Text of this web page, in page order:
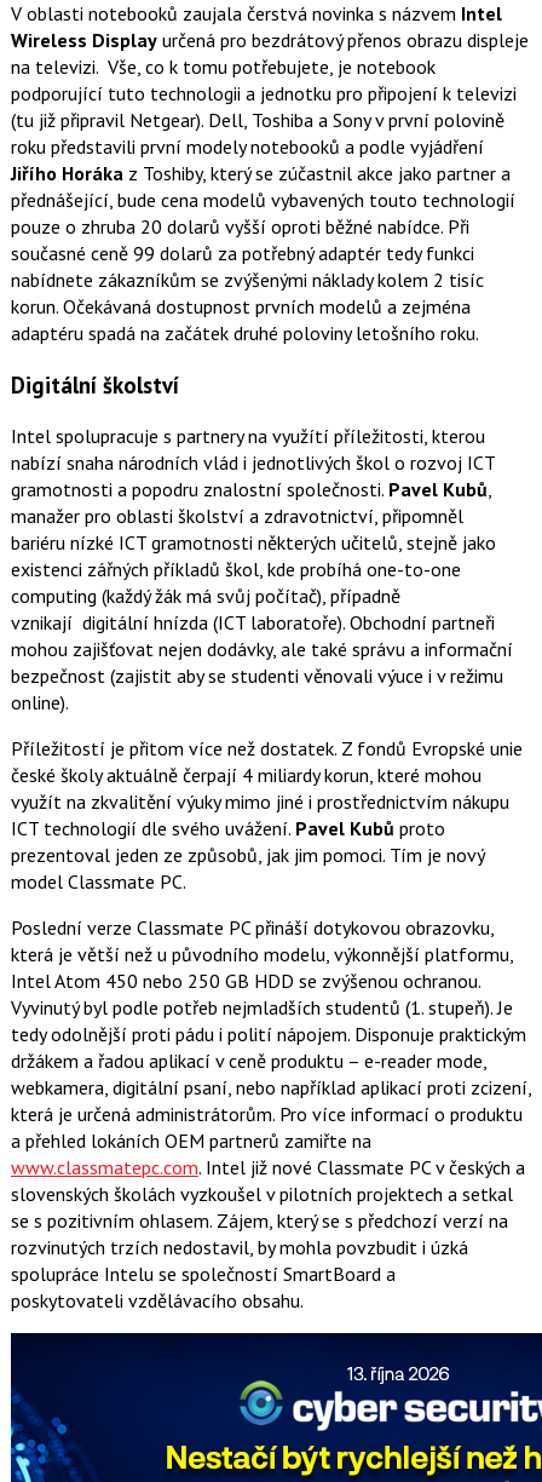
V oblasti notebooků zaujala čerstvá novinka s názvem Intel
Wireless Displayurčená pro bezdrátový přenos obrazu displeje
na televizi. Vše, co k tomu potřebujete, je notebook
podporující tuto technologii a jednotku pro připojení k televizi
(tu již připravil Netgear). Dell, Toshiba a Sony v první polovině
roku představili první modely notebooků a podle vyjádření
Jiřího Horákaz Toshiby, který se zúčastnil akce jako partner a
přednášející, bude cena modelů vybavených touto technologií
pouze o zhruba 20 dolarů vyšší oproti běžné nabídce. Při
současné ceně 99 dolarů za potřebný adaptér tedy funkci
nabídnete zákazníkům se zvýšenými náklady kolem 2 tisíc
korun. Očekávaná dostupnost prvních modelů a zejména
adaptéru spadá na začátek druhé poloviny letošního roku.
Digitální školství
Intel spolupracuje s partnery na využítí příležitosti, kterou
nabízí snaha národních vlád i jednotlivých škol o rozvoj ICT
gramotnosti a popodru znalostní společnosti. Pavel Kubů,
manažer pro oblasti školství a zdravotnictví, připomněl
bariéru nízké ICT gramotnosti některých učitelů, stejně jako
existenci zářných příkladů škol, kde probíhá one-to-one
computing (každý žák má svůj počítač), případně
vznikají digitální hnízda (ICT laboratoře). Obchodní partneři
mohou zajišťovat nejen dodávky, ale také správu a informační
bezpečnost (zajistit aby se studenti věnovali výuce i v režimu
online).
Příležitostí je přitom více než dostatek. Z fondů Evropské unie
české školy aktuálně čerpají 4 miliardy korun, které mohou
využít na zkvalitění výuky mimo jiné i prostřednictvím nákupu
ICT technologií dle svého uvážení. Pavel Kubů proto
prezentoval jeden ze způsobů, jak jim pomoci. Tím je nový
model Classmate PC.
Poslední verze Classmate PC přináší dotykovou obrazovku,
která je větší než u původního modelu, výkonnější platformu,
Intel Atom 450 nebo 250 GB HDD se zvýšenou ochranou.
Vyvinutý byl podle potřeb nejmladších studentů (1. stupeň). Je
tedy odolnější proti pádu i polití nápojem. Disponuje praktickým
držákem a řadou aplikací v ceně produktu – e-reader mode,
webkamera, digitální psaní, nebo například aplikací proti zcizení,
která je určená administrátorům. Pro více informací o produktu
a přehled lokáních OEM partnerů zamiřte na
www.classmatepc.com. Intel již nové Classmate PC v českých a
slovenských školách vyzkoušel v pilotních projektech a setkal
se s pozitivním ohlasem. Zájem, který se s předchozí verzí na
rozvinutých trzích nedostavil, by mohla povzbudit i úzká
spolupráce Intelu se společností SmartBoard a
poskytovateli vzdělávacího obsahu.